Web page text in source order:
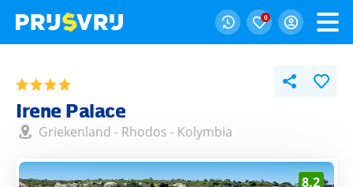
0
Irene Palace
Griekenland - Rhodos - Kolymbia
8.2